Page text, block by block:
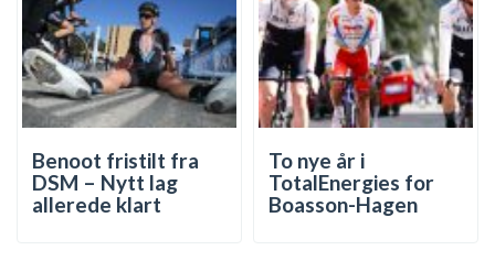
Benoot fristilt fra
DSM – Nytt lag
allerede klart
To nye år i
TotalEnergies for
Boasson-Hagen